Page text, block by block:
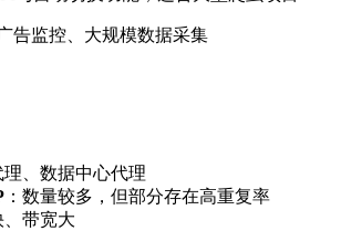
告监控、大规模数据采集
理、数据中心代理
：数量较多，但部分存在高重复率
、带宽大